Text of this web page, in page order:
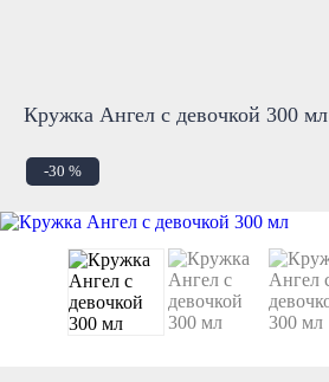
Кружка Ангел с девочкой 300 мл
-30 %